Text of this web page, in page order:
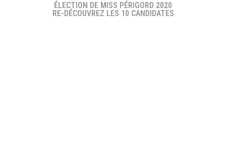
ÉLECTION DE MISS PÉRIGORD 2020
RE-DÉCOUVREZ LES 10 CANDIDATES